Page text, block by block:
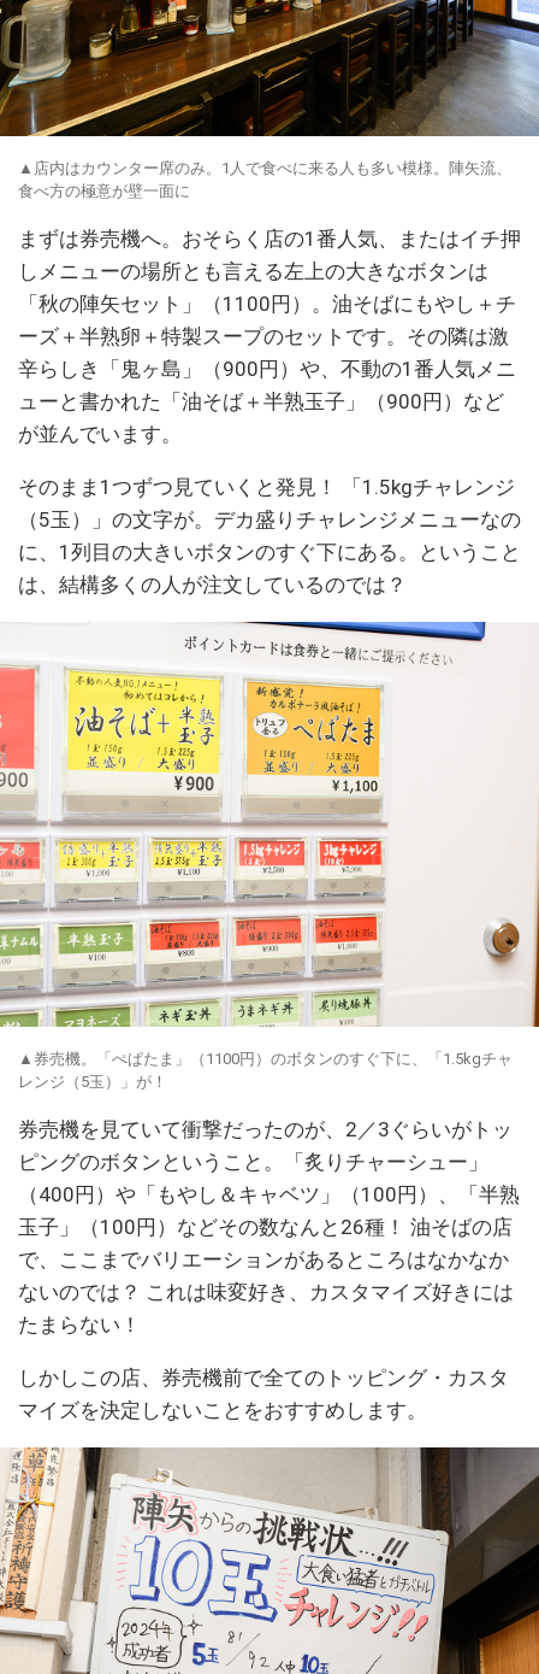
▲店内はカウンター席のみ。1人で食べに来る人も多い模様。陣矢流、
食べ方の極意が壁一面に
まずは券売機へ。おそらく店の1番人気、またはイチ押
しメニューの場所とも言える左上の大きなボタンは
「秋の陣矢セット」（1100円）。油そばにもやし＋チ
ーズ＋半熟卵＋特製スープのセットです。その隣は激
辛らしき「鬼ヶ島」（900円）や、不動の1番人気メニ
ューと書かれた「油そば＋半熟玉子」（900円）など
が並んでいます。
そのまま1つずつ見ていくと発見！ 「1.5kgチャレンジ
（5玉）」の文字が。デカ盛りチャレンジメニューなの
に、1列目の大きいボタンのすぐ下にある。ということ
は、結構多くの人が注文しているのでは？
▲券売機。「ぺぱたま」（1100円）のボタンのすぐ下に、「1.5kgチャ
レンジ（5玉）」が！
券売機を見ていて衝撃だったのが、2／3ぐらいがトッ
ピングのボタンということ。「炙りチャーシュー」
（400円）や「もやし＆キャベツ」（100円）、「半熟
玉子」（100円）などその数なんと26種！ 油そばの店
で、ここまでバリエーションがあるところはなかなか
ないのでは？ これは味変好き、カスタマイズ好きには
たまらない！
しかしこの店、券売機前で全てのトッピング・カスタ
マイズを決定しないことをおすすめします。